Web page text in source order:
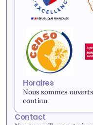
Horaires
Nous sommes
continu.
Contact